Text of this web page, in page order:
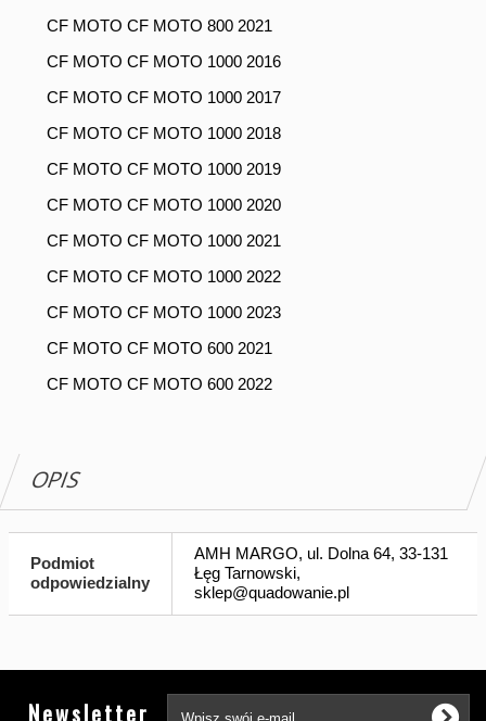
CF MOTO CF MOTO 800 2021
CF MOTO CF MOTO 1000 2016
CF MOTO CF MOTO 1000 2017
CF MOTO CF MOTO 1000 2018
CF MOTO CF MOTO 1000 2019
CF MOTO CF MOTO 1000 2020
CF MOTO CF MOTO 1000 2021
CF MOTO CF MOTO 1000 2022
CF MOTO CF MOTO 1000 2023
CF MOTO CF MOTO 600 2021
CF MOTO CF MOTO 600 2022
OPIS
Podmiot
odpowiedzialny
AMH MARGO, ul. Dolna 64, 33-131
Łęg Tarnowski,
sklep@quadowanie.pl
Newsletter